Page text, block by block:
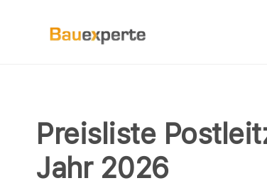
Preisliste
Jahr 2026